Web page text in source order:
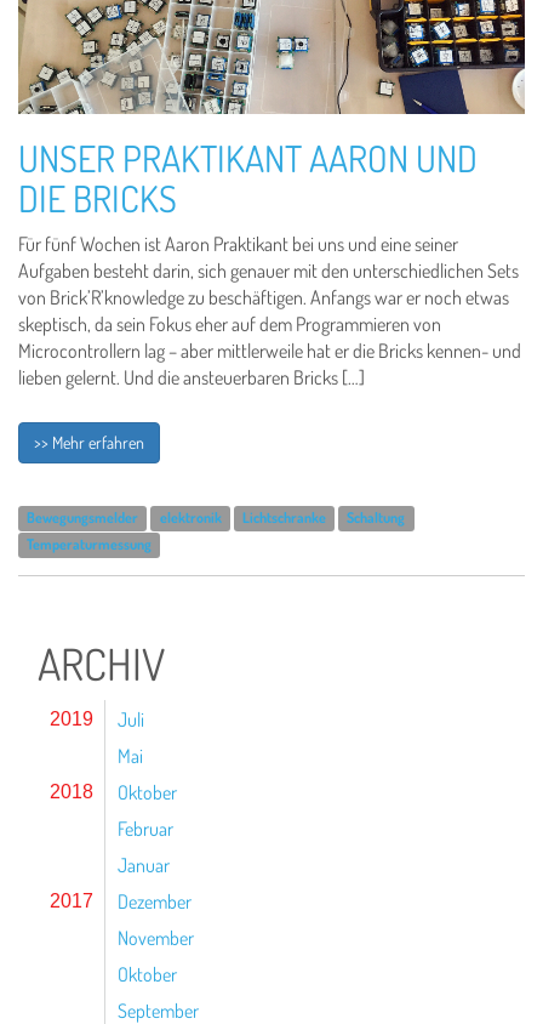
UNSER PRAKTIKANT AARON UND
DIE BRICKS
Für fünf Wochen ist Aaron Praktikant bei uns und eine seiner
Aufgaben besteht darin, sich genauer mit den unterschiedlichen Sets
von Brick’R’knowledge zu beschäftigen. Anfangs war er noch etwas
skeptisch, da sein Fokus eher auf dem Programmieren von
Microcontrollern lag – aber mittlerweile hat er die Bricks kennen- und
lieben gelernt. Und die ansteuerbaren Bricks […]
>> Mehr erfahren
Bewegungsmelder elektronik Lichtschranke
Schaltung
Temperaturmessung
ARCHIV
2019
Juli
Mai
2018
Oktober
Februar
Januar
2017
Dezember
November
Oktober
September